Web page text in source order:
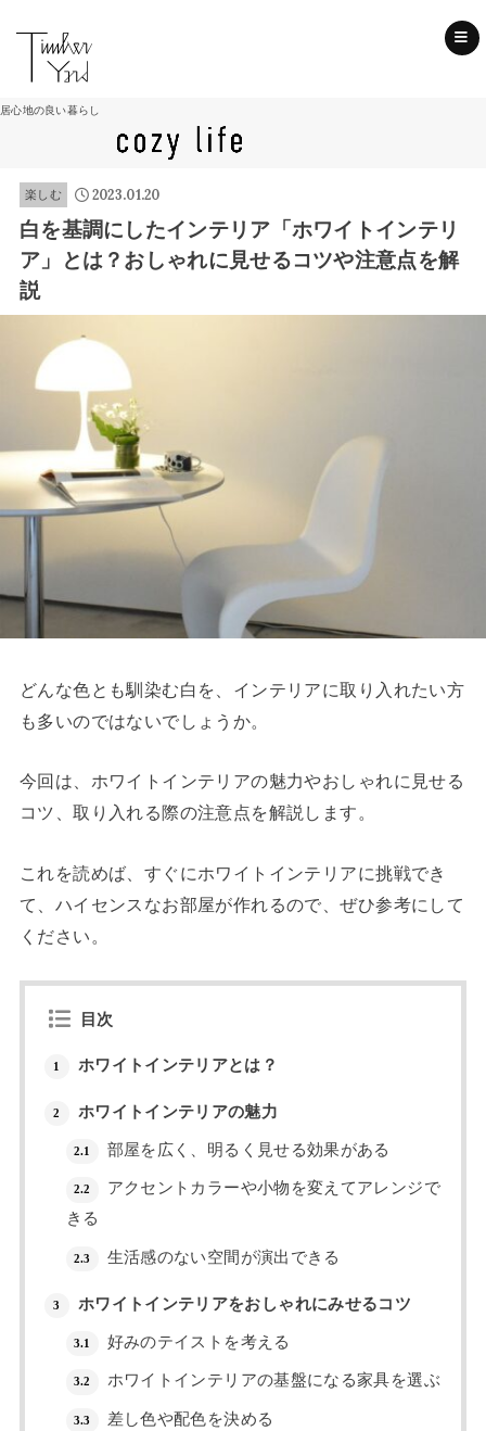
居心地の良い暮らし
SEARCH
楽しむ 2023.01.20
白を基調にしたインテリア「ホワイトインテリ
ア」とは？おしゃれに見せるコツや注意点を解
説
どんな色とも馴染む白を、インテリアに取り入れたい方
も多いのではないでしょうか。
今回は、ホワイトインテリアの魅力やおしゃれに見せる
コツ、取り入れる際の注意点を解説します。
これを読めば、すぐにホワイトインテリアに挑戦でき
て、ハイセンスなお部屋が作れるので、ぜひ参考にして
ください。
目次
1 ホワイトインテリアとは？
2 ホワイトインテリアの魅力
2.1 部屋を広く、明るく見せる効果がある
2.2
アクセントカラーや小物を変えてアレンジで
きる
2.3 生活感のない空間が演出できる
3 ホワイトインテリアをおしゃれにみせるコツ
3.1 好みのテイストを考える
3.2 ホワイトインテリアの基盤になる家具を選ぶ
3.3 差し色や配色を決める